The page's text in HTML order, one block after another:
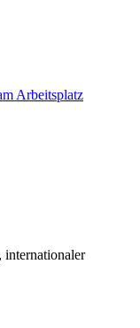
Arbeitsplatz
internationaler